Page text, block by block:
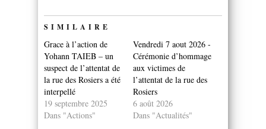
SIMILAIRE
Grace à l’action de
Yohann TAIEB – un
suspect de l’attentat de
la rue des Rosiers a été
interpellé
19 septembre 2025
Dans "Actions"
Vendredi 7 aout 2026 -
Cérémonie d’hommage
aux victimes de
l’attentat de la rue des
Rosiers
6 août 2026
Dans "Actualités"